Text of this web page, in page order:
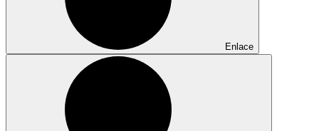
Enlace